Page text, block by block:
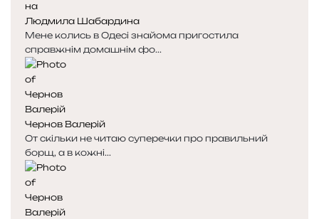
к
а
к
аЛюдмила Шабардина
Мене колись в Одесі знайома пригостила
справжнім домашнім фо...
Чернов Валерій
От скільки не читаю суперечки про правильний
борщ, а в кожні...